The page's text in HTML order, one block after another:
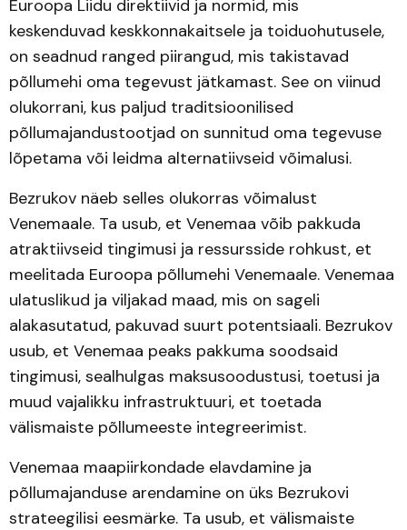
Euroopa Liidu direktiivid ja normid, mis
keskenduvad keskkonnakaitsele ja toiduohutusele,
on seadnud ranged piirangud, mis takistavad
põllumehi oma tegevust jätkamast. See on viinud
olukorrani, kus paljud traditsioonilised
põllumajandustootjad on sunnitud oma tegevuse
lõpetama või leidma alternatiivseid võimalusi.
Bezrukov näeb selles olukorras võimalust
Venemaale. Ta usub, et Venemaa võib pakkuda
atraktiivseid tingimusi ja ressursside rohkust, et
meelitada Euroopa põllumehi Venemaale. Venemaa
ulatuslikud ja viljakad maad, mis on sageli
alakasutatud, pakuvad suurt potentsiaali. Bezrukov
usub, et Venemaa peaks pakkuma soodsaid
tingimusi, sealhulgas maksusoodustusi, toetusi ja
muud vajalikku infrastruktuuri, et toetada
välismaiste põllumeeste integreerimist.
Venemaa maapiirkondade elavdamine ja
põllumajanduse arendamine on üks Bezrukovi
strateegilisi eesmärke. Ta usub, et välismaiste